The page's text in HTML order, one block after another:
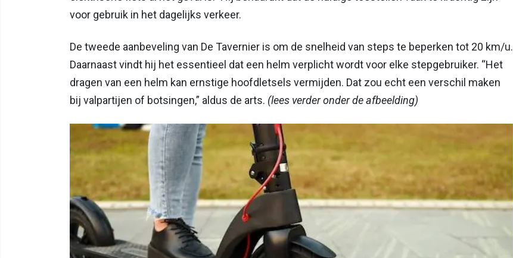
voor gebruik in het dagelijks verkeer.
De tweede aanbeveling van De Tavernier is om de snelheid van steps te beperken tot 20 km/u.
Daarnaast vindt hij het essentieel dat een helm verplicht wordt voor elke stepgebruiker. “Het
dragen van een helm kan ernstige hoofdletsels vermijden. Dat zou echt een verschil maken
bij valpartijen of botsingen,” aldus de arts. (lees verder onder de afbeelding)